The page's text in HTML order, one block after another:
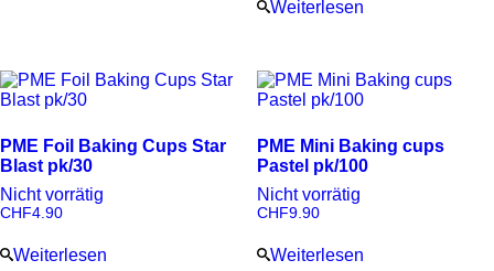
Weiterlesen
PME Foil Baking Cups Star
Blast pk/30
Nicht vorrätig
CHF4.90
Weiterlesen
PME Mini Baking cups
Pastel pk/100
Nicht vorrätig
CHF9.90
Weiterlesen